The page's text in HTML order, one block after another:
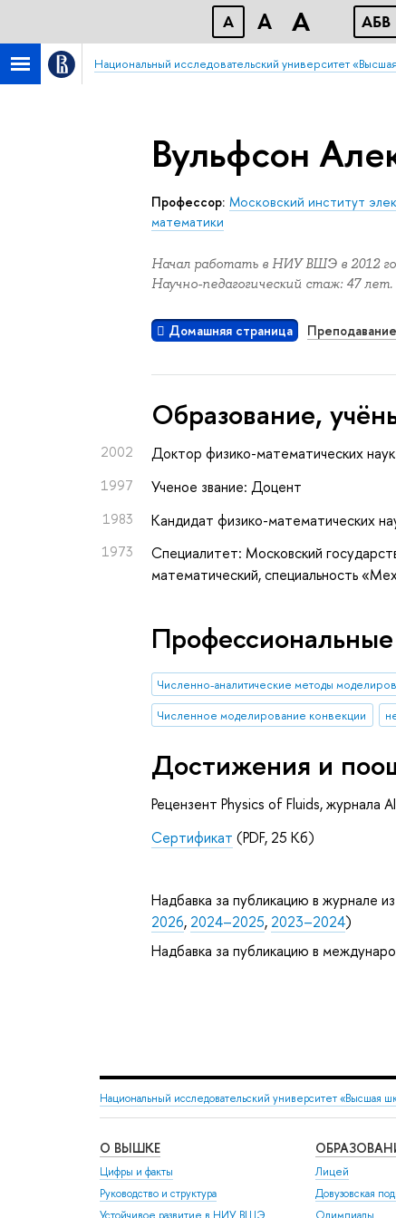
A A A АБB
Национальный исследовательский университет
Вульфсон
Профессор: Московский институт
математики
Начал работать в НИУ ВШЭ в 2012
Научно-педагогический стаж: 47 лет.
Домашняя страница Преподавание
Oбразование,
2002 Доктор физико-математических наук
1997 Ученое звание: Доцент
1983 Кандидат физико-математических
1973
Специалитет: Московский
математический, специальность
Численно-аналитические методы
Численное моделирование конвекции
Достижения и
Рецензент Physics of Fluids, журнала
Сертификат (PDF, 25 Кб)
Надбавка за публикацию в журнале
2026, 2024–2025, 2023–2024)
Надбавка за публикацию в
Национальный исследовательский университет «Высшая
О ВЫШКЕ
Цифры и факты
Руководство и структура
Устойчивое развитие в НИУ ВШЭ
Лицей
Довузовская
Олимпиады